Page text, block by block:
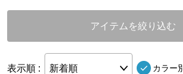
アイテムを絞り込む
表示順 : 新着順 カラー